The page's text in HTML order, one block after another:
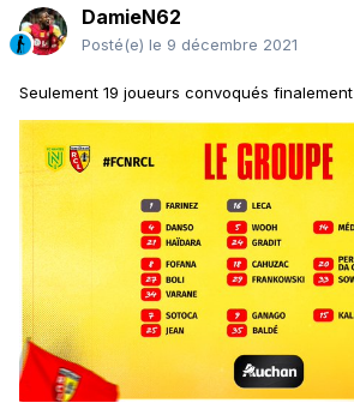
DamieN62
Posté(e) le 9 décembre 2021
Seulement 19 joueurs convoqués finalement